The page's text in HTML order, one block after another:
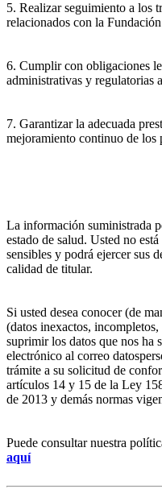
5. Realizar seguimiento a los
relacionados con la
6. Cumplir con obligaciones
administrativas y regulatorias
7. Garantizar la adecuada
mejoramiento continuo de los
La información suministrada
estado de salud. Usted no
sensibles y podrá ejercer sus
calidad de titular.
Si usted desea conocer (de
(datos inexactos,
suprimir los datos que nos ha
electrónico al correo
trámite a su solicitud de
artículos 14 y 15 de la Ley
de 2013 y demás normas
Puede consultar nuestra
aquí